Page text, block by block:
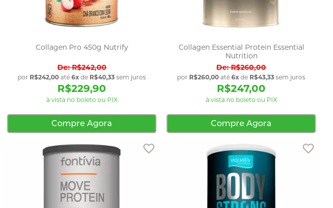
Collagen Pro 450g Nutrify
R$242,00
por R$242,00 até6x de R$40,33 sem juros
R$229,90
à vista no boleto ou PIX
Compre Agora
Collagen Essential Protein Essential
Nutrition
R$260,00
por R$260,00 até6x de R$43,33 sem juros
R$247,00
à vista no boleto ou PIX
Compre Agora
Adicionar aos favoritos Adicionar aos favoritos